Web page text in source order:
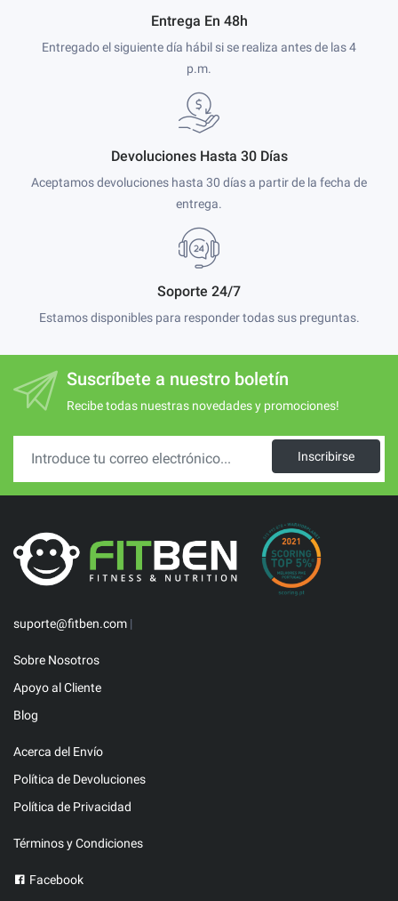
Entrega En 48h
Entregado el siguiente día hábil si se realiza antes de las 4
p.m.
Devoluciones Hasta 30 Días
Aceptamos devoluciones hasta 30 días a partir de la fecha de
entrega.
Soporte 24/7
Estamos disponibles para responder todas sus preguntas.
Suscríbete a nuestro boletín
Recibe todas nuestras novedades y promociones!
Inscribirse
suporte@fitben.com |
Sobre Nosotros
Apoyo al Cliente
Blog
Acerca del Envío
Política de Devoluciones
Política de Privacidad
Términos y Condiciones
Facebook